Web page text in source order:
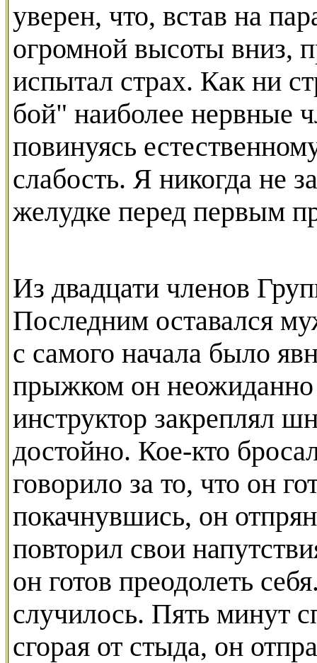
уверен, что, встав на
огромной высоты вниз,
испытал страх. Как ни
бой" наиболее нервные
повинуясь
слабость. Я никогда не
желудке перед первым
Из двадцати членов
Последним оставался
с самого начала было
прыжком он неожиданно
инструктор закреплял
достойно. Кое-кто
говорило за то, что он
покачнувшись, он
повторил свои
он готов преодолеть
случилось. Пять минут
сгорая от стыда, он